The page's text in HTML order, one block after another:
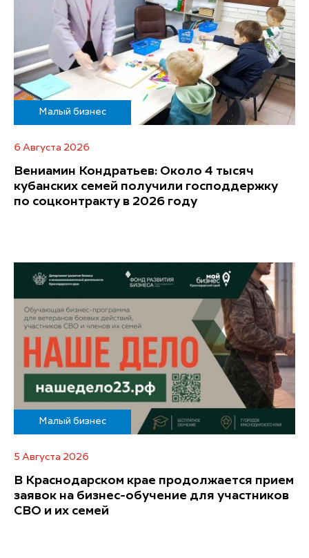
Малый бизнес
6 Августа 2026
Вениамин Кондратьев: Около 4 тысяч
кубанских семей получили господдержку
по соцконтракту в 2026 году
Малый бизнес
5 Августа 2026
В Краснодарском крае продолжается прием
заявок на бизнес-обучение для участников
СВО и их семей